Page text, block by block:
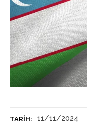
TARIH: 11/11/2024